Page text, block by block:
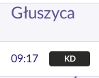
Głuszyca
09:17 KD